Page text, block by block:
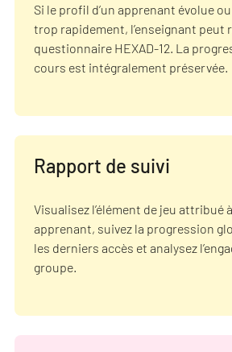
Si le profil d’un apprenant évolue
trop rapidement, l’enseignant peut
questionnaire HEXAD-12. La
cours est intégralement préservée.
Rapport de suivi
Visualisez l’élément de jeu attribué
apprenant, suivez la progression
les derniers accès et analysez
groupe.